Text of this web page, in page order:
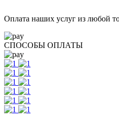
Оплата наших услуг из любой
СПОСОБЫ ОПЛАТЫ